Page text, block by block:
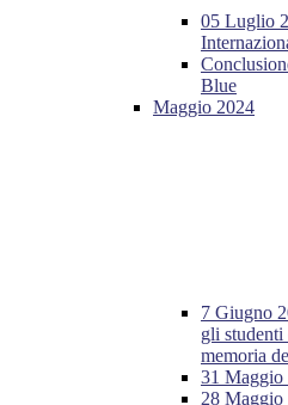
05 Luglio
Blue
Maggio 2024
7 Giugno
gli studenti
memoria
31 Maggio
28